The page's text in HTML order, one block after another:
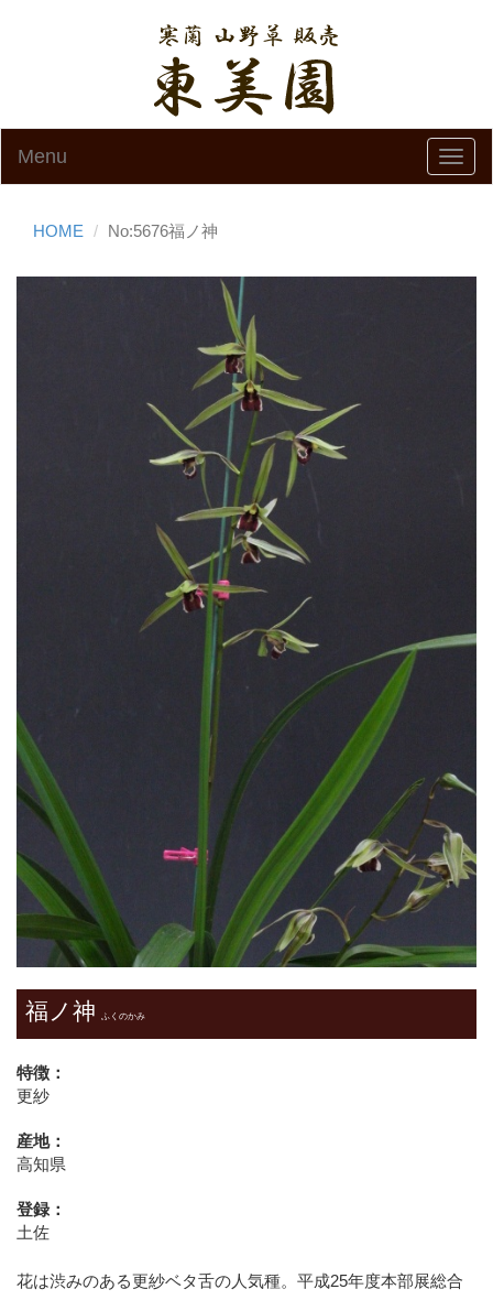
Menu
HOME No:5676福ノ神
福ノ神 ふくのかみ
特徴：
更紗
産地：
高知県
登録：
土佐
花は渋みのある更紗ベタ舌の人気種。平成25年度本部展総合